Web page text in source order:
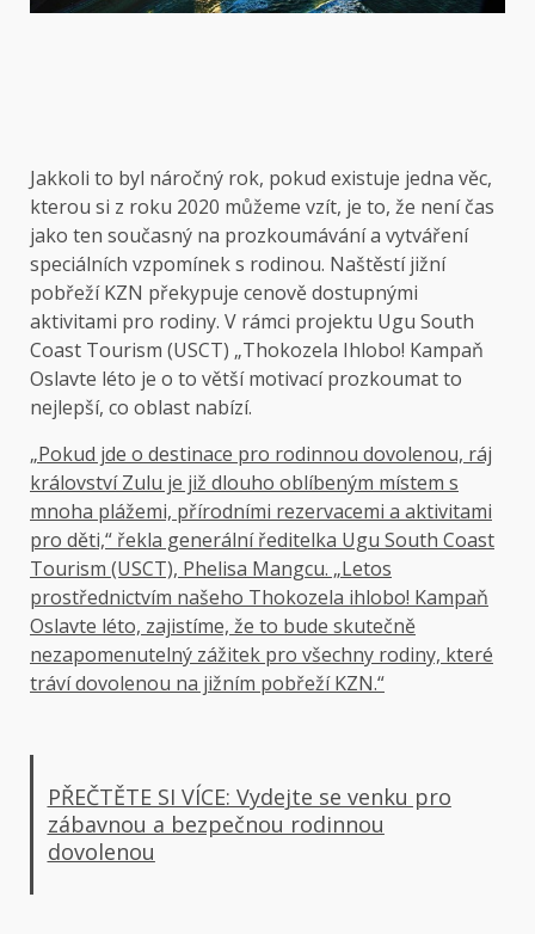
Jakkoli to byl náročný rok, pokud existuje jedna věc,
kterou si z roku 2020 můžeme vzít, je to, že není čas
jako ten současný na prozkoumávání a vytváření
speciálních vzpomínek s rodinou. Naštěstí jižní
pobřeží KZN překypuje cenově dostupnými
aktivitami pro rodiny. V rámci projektu Ugu South
Coast Tourism (USCT) „Thokozela Ihlobo! Kampaň
Oslavte léto je o to větší motivací prozkoumat to
nejlepší, co oblast nabízí.
„Pokud jde o destinace pro rodinnou dovolenou, ráj
království Zulu je již dlouho oblíbeným místem s
mnoha plážemi, přírodními rezervacemi a aktivitami
pro děti,“ řekla generální ředitelka Ugu South Coast
Tourism (USCT), Phelisa Mangcu. „Letos
prostřednictvím našeho Thokozela ihlobo! Kampaň
Oslavte léto, zajistíme, že to bude skutečně
nezapomenutelný zážitek pro všechny rodiny, které
tráví dovolenou na jižním pobřeží KZN.“
PŘEČTĚTE SI VÍCE: Vydejte se venku pro
zábavnou a bezpečnou rodinnou
dovolenou